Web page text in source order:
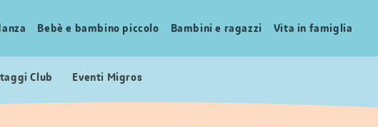
Bebè e bambino piccolo Bambini e ragazzi Vita in famiglia
Club Eventi Migros